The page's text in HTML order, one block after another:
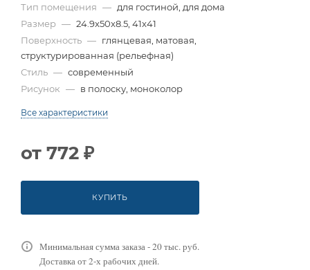
Тип помещения — для гостиной, для дома
Размер — 24.9x50x8.5, 41x41
Поверхность — глянцевая, матовая,
структурированная (рельефная)
Стиль — современный
Рисунок — в полоску, моноколор
Все характеристики
от 772 ₽
КУПИТЬ
Минимальная сумма заказа - 20 тыс. руб.
Доставка от 2-х рабочих дней.